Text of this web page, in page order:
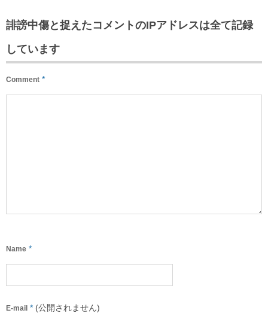
誹謗中傷と捉えたコメントのIPアドレスは全て記録
しています
Comment *
Name *
E-mail * (公開されません)